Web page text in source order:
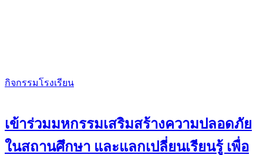
กิจกรรมโรงเรียน
เข้าร่วมมหกรรมเสริมสร้างความปลอดภัย
ในสถานศึกษา และแลกเปลี่ยนเรียนรู้ เพื่อ